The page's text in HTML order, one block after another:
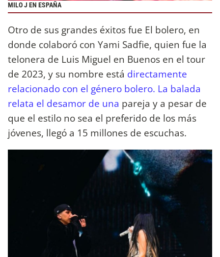
MILO J EN ESPAÑA
Otro de sus grandes éxitos fue El bolero, en
donde colaboró con Yami Sadfie, quien fue la
telonera de Luis Miguel en Buenos en el tour
de 2023, y su nombre está directamente
relacionado con el género bolero. La balada
relata el desamor de una pareja y a pesar de
que el estilo no sea el preferido de los más
jóvenes, llegó a 15 millones de escuchas.